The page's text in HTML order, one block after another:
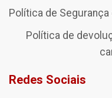
Política de
Política de
Redes Sociais